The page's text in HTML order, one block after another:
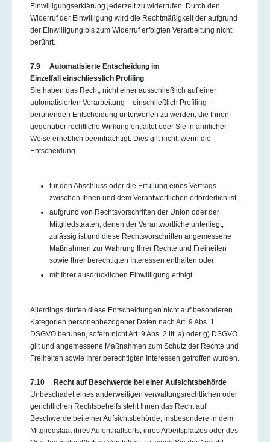
Einwilligungserklärung jederzeit zu widerrufen. Durch den
Widerruf der Einwilligung wird die Rechtmäßigkeit der aufgrund
der Einwilligung bis zum Widerruf erfolgten Verarbeitung nicht
berührt.
7.9 Automatisierte Entscheidung im
Einzelfall
einschliesslich Profiling
Sie haben das Recht, nicht einer ausschließlich auf einer
automatisierten Verarbeitung – einschließlich Profiling –
beruhenden Entscheidung unterworfen zu werden, die Ihnen
gegenüber rechtliche Wirkung entfaltet oder Sie in ähnlicher
Weise erheblich beeinträchtigt. Dies gilt nicht, wenn die
Entscheidung
für den Abschluss oder die Erfüllung eines Vertrags
zwischen Ihnen und dem Verantwortlichen erforderlich ist,
aufgrund von Rechtsvorschriften der Union oder der
Mitgliedstaaten, denen der Verantwortliche unterliegt,
zulässig ist und diese Rechtsvorschriften angemessene
Maßnahmen zur Wahrung Ihrer Rechte und Freiheiten
sowie Ihrer berechtigten Interessen enthalten oder
mit Ihrer ausdrücklichen Einwilligung erfolgt.
Allerdings dürfen diese Entscheidungen nicht auf besonderen
Kategorien personenbezogener Daten nach Art. 9 Abs. 1
DSGVO beruhen, sofern nicht Art. 9 Abs. 2 lit. a) oder g) DSGVO
gilt und angemessene Maßnahmen zum Schutz der Rechte und
Freiheiten sowie Ihrer berechtigten Interessen getroffen wurden.
7.10 Recht auf Beschwerde bei einer Aufsichtsbehörde
Unbeschadet eines anderweitigen verwaltungsrechtlichen oder
gerichtlichen Rechtsbehelfs steht Ihnen das Recht auf
Beschwerde bei einer Aufsichtsbehörde, insbesondere in dem
Mitgliedstaat ihres Aufenthaltsorts, ihres Arbeitsplatzes oder des